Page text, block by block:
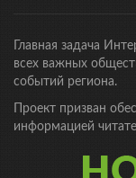
Главная задача
всех важных
событий региона.
Проект призван
информацией